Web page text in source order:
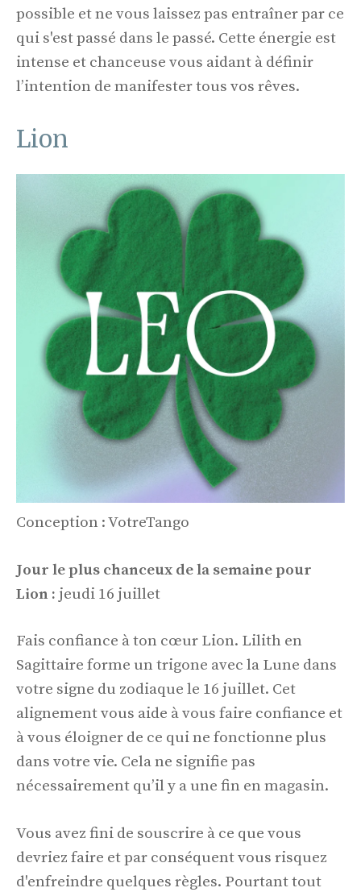
possible et ne vous laissez pas entraîner par ce
qui s'est passé dans le passé. Cette énergie est
intense et chanceuse vous aidant à définir
l’intention de manifester tous vos rêves.
Lion
Conception : VotreTango
Jour le plus chanceux de la semaine pour
Lion : jeudi 16 juillet
Fais confiance à ton cœur Lion. Lilith en
Sagittaire forme un trigone avec la Lune dans
votre signe du zodiaque le 16 juillet. Cet
alignement vous aide à vous faire confiance et
à vous éloigner de ce qui ne fonctionne plus
dans votre vie. Cela ne signifie pas
nécessairement qu’il y a une fin en magasin.
Vous avez fini de souscrire à ce que vous
devriez faire et par conséquent vous risquez
d'enfreindre quelques règles. Pourtant tout